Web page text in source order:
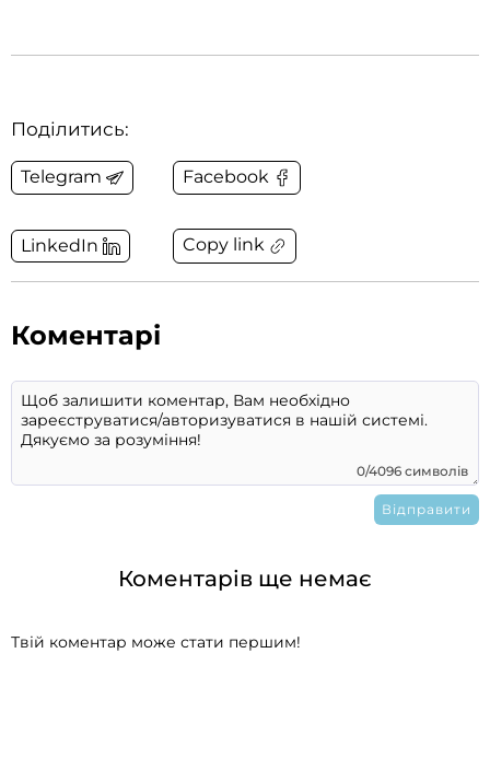
Поділитись:
Telegram Facebook
LinkedIn Copy link
Коментарі
0/4096 символів
Коментарів ще немає
Твій коментар може стати першим!